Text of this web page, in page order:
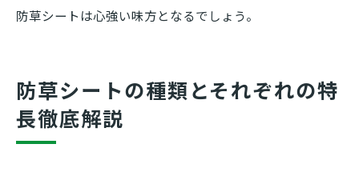
防草シートは心強い味方となるでしょう。
防草シートの種類とそれぞれの特
長徹底解説